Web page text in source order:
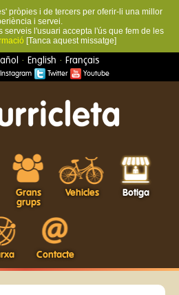
pròpies i de tercers per oferir-li una millor
i servei.
serveis l'usuari accepta l'ús que fem de les
[Tanca aquest missatge]
· English · Français
Twitter Youtube
Grans
grups
Vehicles Botiga
Contacte